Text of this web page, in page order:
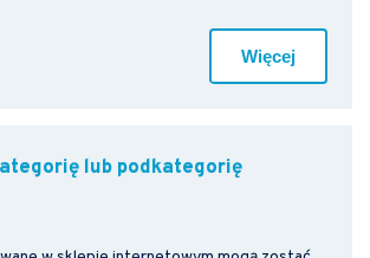
Więcej
lub podkategorię